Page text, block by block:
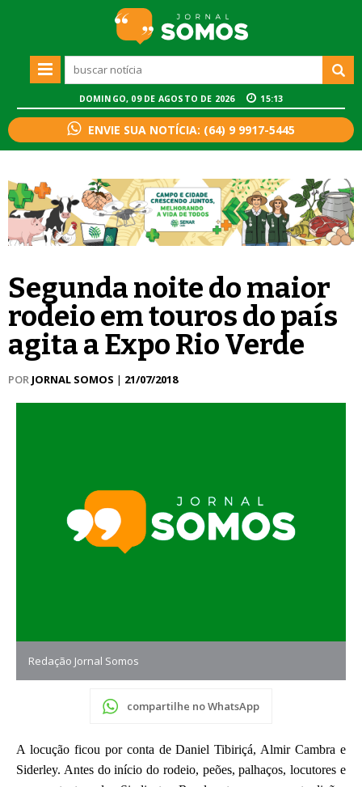
DOMINGO, 09 DE AGOSTO DE 2026 15:13
ENVIE SUA NOTÍCIA: (64) 9 9917-5445
Segunda noite do maior
rodeio em touros do país
agita a Expo Rio Verde
POR JORNAL SOMOS | 21/07/2018
Redação Jornal Somos
compartilhe no WhatsApp
A locução ficou por conta de Daniel Tibiriçá, Almir Cambra e
Siderley. Antes do início do rodeio, peões, palhaços, locutores e